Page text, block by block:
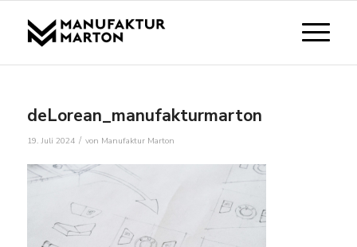
deLorean_manufakturmarton
19. Juli 2024 / von Manufaktur Marton